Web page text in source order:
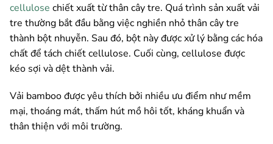
cellulose chiết xuất từ thân cây tre. Quá trình sản xuất vải
tre thường bắt đầu bằng việc nghiền nhỏ thân cây tre
thành bột nhuyễn. Sau đó, bột này được xử lý bằng các hóa
chất để tách chiết cellulose. Cuối cùng, cellulose được
kéo sợi và dệt thành vải.
Vải bamboo được yêu thích bởi nhiều ưu điểm như mềm
mại, thoáng mát, thấm hút mồ hôi tốt, kháng khuẩn và
thân thiện với môi trường.